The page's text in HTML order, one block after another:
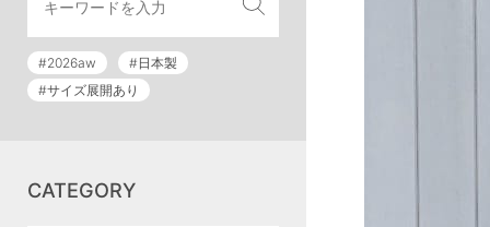
#2026aw
#日本製
#サイズ展開あり
CATEGORY